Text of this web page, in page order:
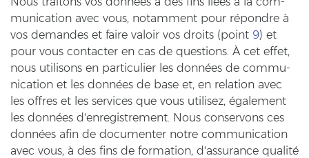
mu­ni­ca­ti­on avec vous, no­tam­ment pour répondre à
vos de­man­des et faire va­loir vos droits (point 9) et
pour vous con­tac­ter en cas de ques­ti­ons. À cet effet,
nous uti­li­sons en par­ti­cu­lier les données de com­mu­
ni­ca­ti­on et les données de base et, en re­la­ti­on avec
les off­res et les ser­vices que vous uti­li­sez, également
les données d'en­re­gis­tre­ment. Nous con­ser­vons ces
données afin de do­cu­men­ter notre com­mu­ni­ca­ti­on
avec vous, à des fins de for­ma­ti­on, d'as­su­rance qualité